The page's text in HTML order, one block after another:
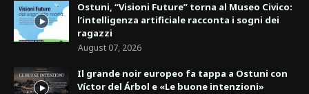
Ostuni, “Visioni Future” torna al Museo Civico:
l’intelligenza artificiale racconta i sogni dei
ragazzi
August 07, 2026
Il grande noir europeo fa tappa a Ostuni con
Víctor del Árbol e «Le buone intenzioni»